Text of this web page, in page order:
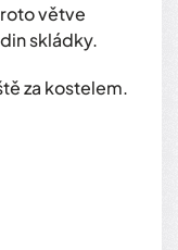
větve
skládky.
za kostelem.